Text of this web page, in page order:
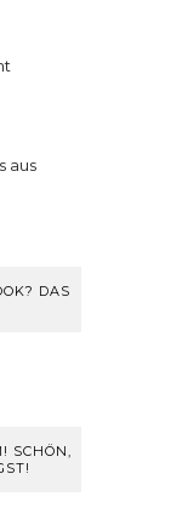
aus
DAS
SCHÖN,